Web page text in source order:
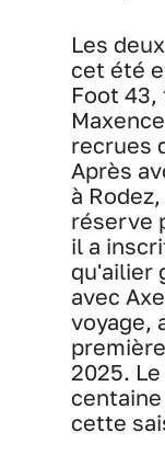
Les
cet été
Foot 43,
recrues
Après
à
réserve
il a
qu'ailier
avec
voyage,
2025.
cette